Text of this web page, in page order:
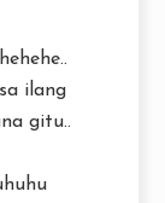
ilang
gitu..